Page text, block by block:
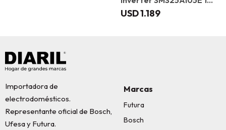
servicios
USD1.189
Importadora de
electrodomésticos.
Representante oficial de Bosch,
Ufesa y Futura.
Marcas
Futura
Bosch